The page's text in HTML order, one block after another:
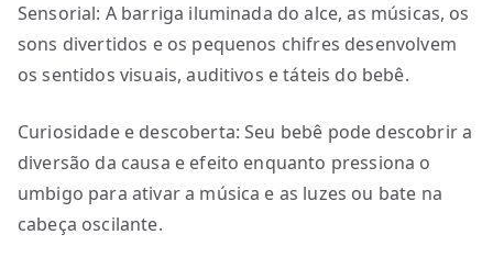
Sensorial: A barriga iluminada do alce, as músicas, os
sons divertidos e os pequenos chifres desenvolvem
os sentidos visuais, auditivos e táteis do bebê.
Curiosidade e descoberta: Seu bebê pode descobrir a
diversão da causa e efeito enquanto pressiona o
umbigo para ativar a música e as luzes ou bate na
cabeça oscilante.